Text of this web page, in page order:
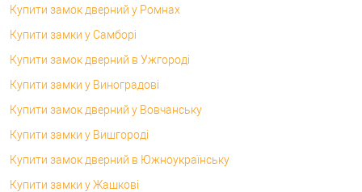
Купити замок дверний у Ромнах
Купити замки у Самборі
Купити замок дверний в Ужгороді
Купити замки у Виноградові
Купити замок дверний у Вовчанську
Купити замки у Вишгороді
Купити замок дверний в Южноукраїнську
Купити замки у Жашкові